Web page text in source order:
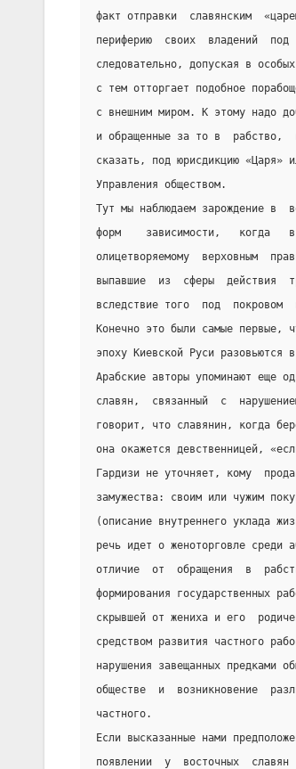
факт отправки  славянским
периферию  своих  владений
следовательно, допуская в
с тем отторгает подобное
с внешним миром. К этому надо
и обращенные за то в  рабство,
сказать, под юрисдикцию «Царя»
Управления обществом.
Тут мы наблюдаем зарождение в
форм    зависимости,   когда   в
олицетворяемому  верховным
выпавшие  из  сферы  действия
вследствие того  под  покровом
Конечно это были самые первые,
эпоху Киевской Руси разовьются
Арабские авторы упоминают еще
славян,  связанный  с
говорит, что славянин, когда
она окажется девственницей,
Гардизи не уточняет, кому
замужества: своим или чужим
(описание внутреннего уклада
речь идет о женоторговле
отличие  от  обращения  в
формирования государственных
скрывшей от жениха и его
средством развития частного
нарушения завещанных предками
обществе  и  возникновение
частного.
Если высказанные нами
появлении  у  восточных